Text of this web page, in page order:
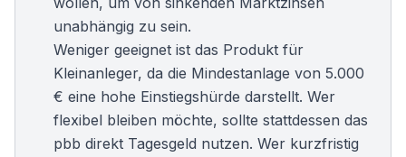
unabhängig zu sein.
Weniger geeignet ist das Produkt für
Kleinanleger, da die Mindestanlage von 5.000
€ eine hohe Einstiegshürde darstellt. Wer
flexibel bleiben möchte, sollte stattdessen das
pbb direkt Tagesgeld nutzen. Wer kurzfristig